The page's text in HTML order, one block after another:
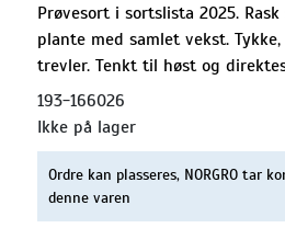
Prøvesort i sortslista 2025.
plante med samlet vekst.
trevler. Tenkt til høst og
193-166026
Ikke på lager
Ordre kan plasseres, NORGRO tar
denne varen
Driftsmidler